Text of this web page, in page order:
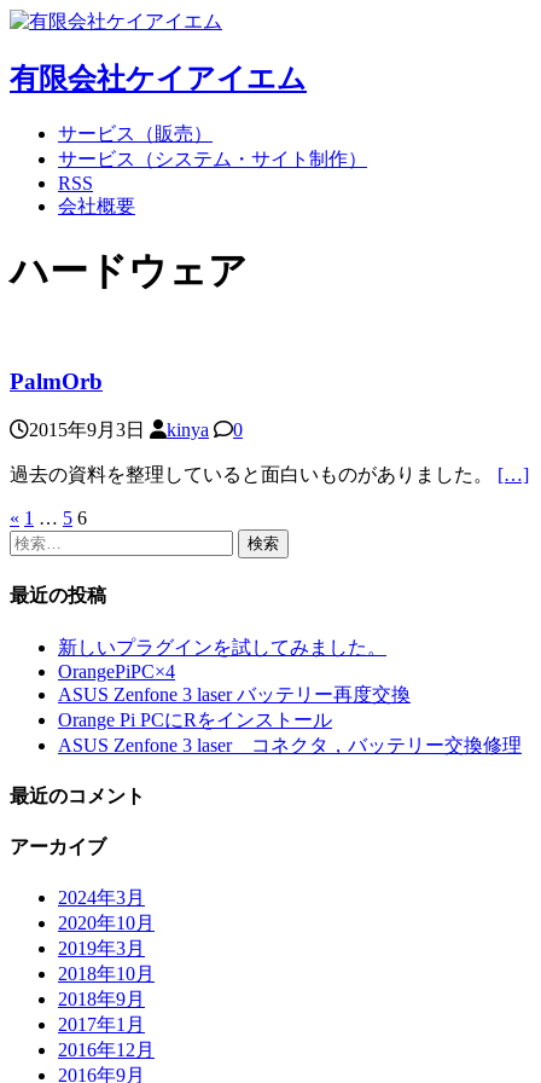
有限会社ケイアイエム
サービス（販売）
サービス（システム・サイト制作）
RSS
会社概要
ハードウェア
PalmOrb
2015年9月3日 kinya 0
過去の資料を整理していると面白いものがありました。 […]
投
稿
の
り
« 1 … 5 6
検
最近の投稿
新しいプラグインを試してみました。
OrangePiPC×4
ASUS Zenfone 3 laser バッテリー再度交換
Orange Pi PCにRをインストール
ASUS Zenfone 3 laser コネクタ，バッテリー交換修理
最近のコメント
アーカイブ
2024年3月
2020年10月
2019年3月
2018年10月
2018年9月
2017年1月
2016年12月
2016年9月